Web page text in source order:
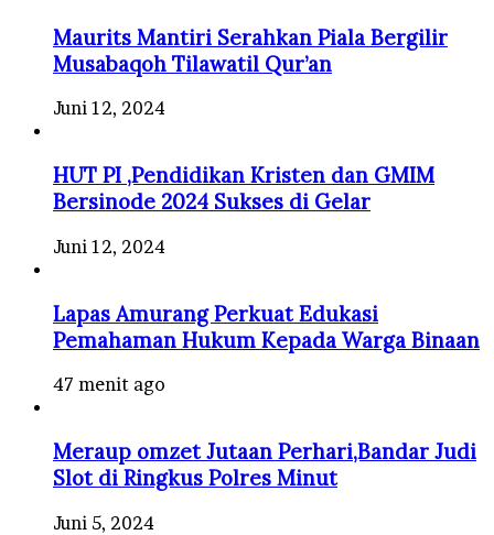
Maurits Mantiri Serahkan Piala Bergilir
Musabaqoh Tilawatil Qur’an
Juni 12, 2024
HUT PI ,Pendidikan Kristen dan GMIM
Bersinode 2024 Sukses di Gelar
Juni 12, 2024
Lapas Amurang Perkuat Edukasi
Pemahaman Hukum Kepada Warga Binaan
47 menit ago
Meraup omzet Jutaan Perhari,Bandar Judi
Slot di Ringkus Polres Minut
Juni 5, 2024